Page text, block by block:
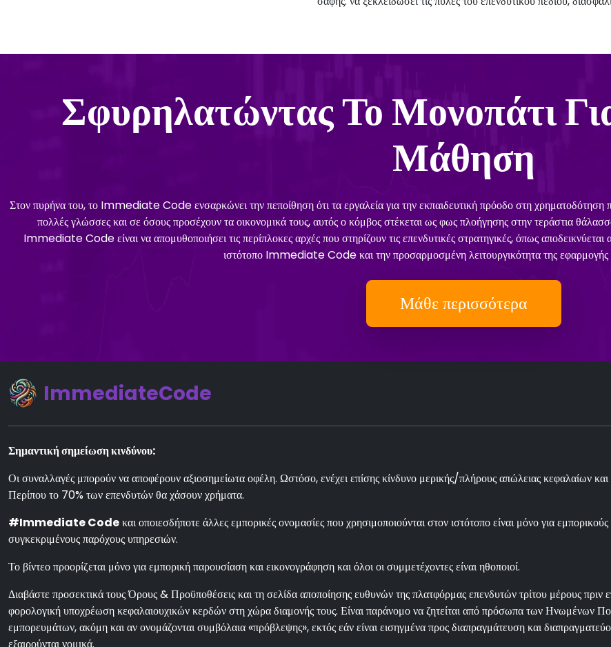
Σφυρηλατώντας Το Μονοπάτι
Μάθηση
Στον πυρήνα του, το Immediate Code ενσαρκώνει την πεποίθηση ότι τα εργαλεία για την εκπαιδευτική πρόοδο στη χρηματοδότηση
πολλές γλώσσες και σε όσους προσέχουν τα οικονομικά τους, αυτός ο κόμβος στέκεται ως φως πλοήγησης στην τεράστια
Immediate Code είναι να απομυθοποιήσει τις περίπλοκες αρχές που στηρίζουν τις επενδυτικές στρατηγικές, όπως
ιστότοπο Immediate Code και την προσαρμοσμένη λειτουργικότητα της
Μάθε περισσότερα
ImmediateCode
Σημαντική σημείωση κινδύνου:
Οι συναλλαγές μπορούν να αποφέρουν αξιοσημείωτα οφέλη. Ωστόσο, ενέχει επίσης κίνδυνο μερικής/πλήρους απώλειας κεφαλαίων
Περίπου το 70% των επενδυτών θα χάσουν χρήματα.
#Immediate Codeκαι οποιεσδήποτε άλλες εμπορικές ονομασίες που χρησιμοποιούνται στον ιστότοπο είναι μόνο για
συγκεκριμένους παρόχους υπηρεσιών.
Το βίντεο προορίζεται μόνο για εμπορική παρουσίαση και εικονογράφηση και όλοι οι συμμετέχοντες είναι ηθοποιοί.
Διαβάστε προσεκτικά τους Όρους & Προϋποθέσεις και τη σελίδα αποποίησης ευθυνών της πλατφόρμας επενδυτών τρίτου μέρους πριν
φορολογική υποχρέωση κεφαλαιουχικών κερδών στη χώρα διαμονής τους. Είναι παράνομο να ζητείται από πρόσωπα των Ηνωμένων
εμπορευμάτων, ακόμη και αν ονομάζονται συμβόλαια «πρόβλεψης», εκτός εάν είναι εισηγμένα προς διαπραγμάτευση και